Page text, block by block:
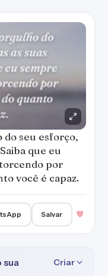
seu esforço,
que eu
por
você é capaz.
Salvar
sua Criar